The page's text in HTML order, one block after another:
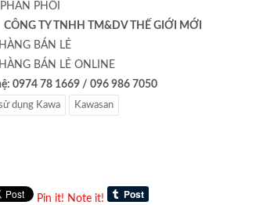
PHỐI
CÔNG TY TNHH TM&DV THẾ GIỚI MỚI
BÁN LẺ
BÁN LẺ ONLINE
0974 78 1669 / 096 986 7050
dụng Kawa Kawasan
Pin it! Note it!